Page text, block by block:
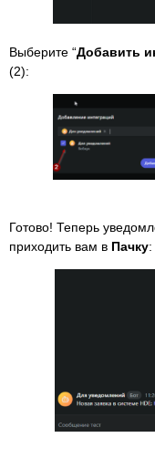
Выберите “Добавить
(2):
Готово! Теперь
приходить вам в Пачку: